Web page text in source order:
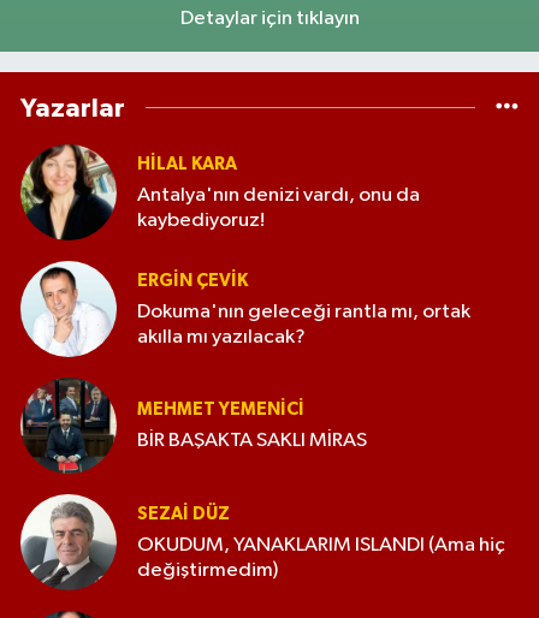
Detaylar için tıklayın
Yazarlar
HILAL KARA
Antalya'nın denizi vardı, onu da
kaybediyoruz!
ERGIN ÇEVİK
Dokuma'nın geleceği rantla mı, ortak
akılla mı yazılacak?
MEHMET YEMENICI
BİR BAŞAKTA SAKLI MİRAS
SEZAI DÜZ
OKUDUM, YANAKLARIM ISLANDI (Ama hiç
değiştirmedim)